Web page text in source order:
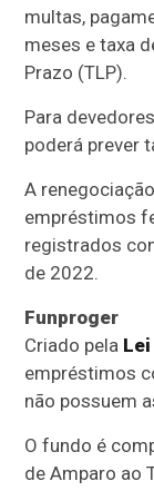
multas,
meses e taxa
Prazo (TLP).
Para
poderá prever
A
empréstimos
registrados
de 2022.
Funproger
Criado pela
empréstimos
não possuem
O fundo é
de Amparo ao